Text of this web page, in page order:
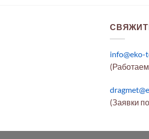
info@eko-
(Заявки